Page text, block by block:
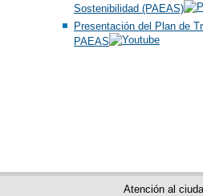
Sostenibilidad (PAEAS)
Presentación del Plan de
PAEAS
Atención al